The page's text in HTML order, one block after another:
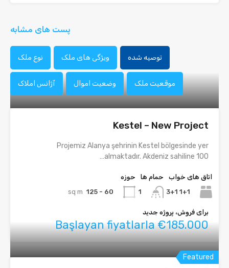
پست های مشابه
توصیه شده ویژگی های ملک نوع ملک
موقعیت ملک وضعیت اموال آژانس املاک
Kestel – New Project
Projemiz Alanya şehrinin Kestel bölgesinde yer
almaktadır. Akdeniz sahiline 100…
اتاق های خواب
1+1 3+1
حمام ها
1
حوزه
60 - 125
sq m
برای فروش، پروژه جدید
Başlayan fiyatlarla €185.000
Featured